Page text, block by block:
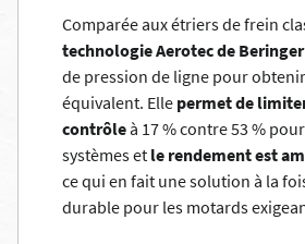
Comparée aux étriers de frein
technologie Aerotec de Beringer
de pression de ligne pour
équivalent. Elle permet de
contrôleà 17 % contre 53 %
systèmes et le rendement est
ce qui en fait une solution à la
durable pour les motards